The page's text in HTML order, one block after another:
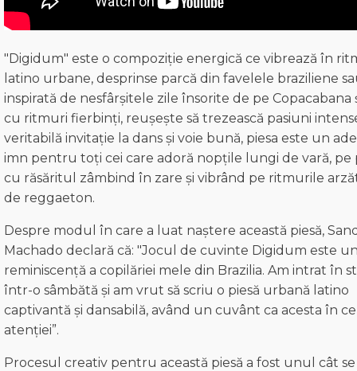
"Digidum" este o compoziție energică ce vibrează în
latino urbane, desprinse parcă din favelele braziliene
inspirată de nesfârșitele zile însorite de pe Copacabana
cu ritmuri fierbinți, reușește să trezească pasiuni
veritabilă invitație la dans și voie bună, piesa este un
imn pentru toți cei care adoră nopțile lungi de vară, pe
cu răsăritul zâmbind în zare și vibrând pe ritmurile
de reggaeton.
Despre modul în care a luat naștere această piesă,
Machado declară că: "Jocul de cuvinte Digidum este
reminiscență a copilăriei mele din Brazilia. Am intrat în
într-o sâmbătă și am vrut să scriu o piesă urbană latino
captivantă și dansabilă, având un cuvânt ca acesta în
atenției”.
Procesul creativ pentru această piesă a fost unul cât